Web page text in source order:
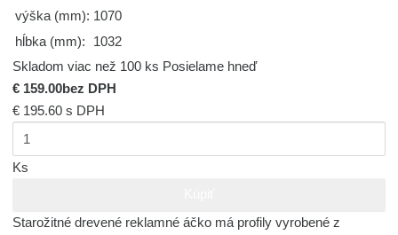
výška (mm): 1070
hĺbka (mm):
1032
Skladom viac než 100 ks Posielame hneď
€ 159.00bez DPH
€ 195.60s DPH
Ks
Starožitné drevené reklamné áčko má profily vyrobené z